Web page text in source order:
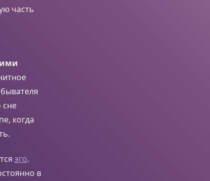
часть
сне
когда
эго.
в